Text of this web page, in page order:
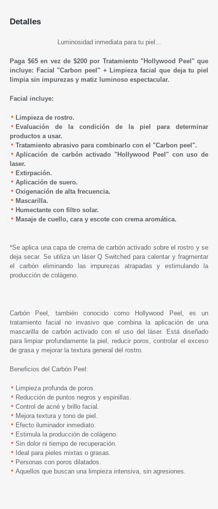
Detalles
Luminosidad inmediata para tu piel...
Paga $65 en vez de $200 por Tratamiento "Hollywood Peel" que
incluye: Facial "Carbon peel" + Limpieza facial que deja tu piel
limpia sin impurezas y matiz luminoso espectacular.
Facial incluye:
Limpieza de rostro.
Evaluación de la condición de la piel para determinar
productos a usar.
Tratamiento abrasivo para combinarlo con el "Carbon peel".
Aplicación de carbón activado "Hollywood Peel" con uso de
laser.
Extirpación.
Aplicación de suero.
Oxigenación de alta frecuencia.
Mascarilla.
Humectante con filtro solar.
Masaje de cuello, cara y escote con crema aromática.
*Se aplica una capa de crema de carbón activado sobre el rostro y se
deja secar. Se utiliza un láser Q Switched para calentar y fragmentar
el carbón eliminando las impurezas atrapadas y estimulando la
producción de colágeno.
Carbón Peel, también conocido como Hollywood Peel, es un
tratamiento facial no invasivo que combina la aplicación de una
mascarilla de carbón activado con el uso del láser. Está diseñado
para limpiar profundamente la piel, reducir poros, controlar el exceso
de grasa y mejorar la textura general del rostro.
Beneficios del Carbón Peel:
Limpieza profunda de poros.
Reducción de puntos negros y espinillas.
Control de acné y brillo facial.
Mejora textura y tono de piel.
Efecto iluminador inmediato.
Estimula la producción de colágeno.
Sin dolor ni tiempo de recuperación.
Ideal para pieles mixtas o grasas.
Personas con poros dilatados.
Aquellos que buscan una limpieza intensiva, sin agresiones.